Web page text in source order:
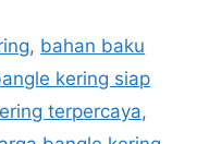
, bahan baku
kering siap
terpercaya,